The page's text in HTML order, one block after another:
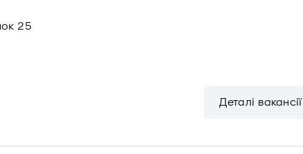
25
Деталі вакансії